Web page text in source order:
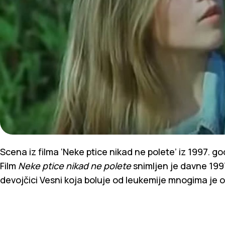
Scena iz filma ‘Neke ptice nikad ne polete’ iz 1997.
Film Neke ptice nikad ne poletesnimljen je davne
devojčici Vesni koja boluje od leukemije mnogima je